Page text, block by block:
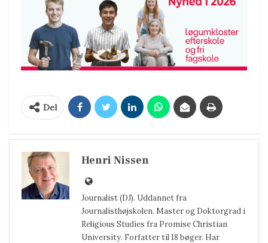
Del
Henri Nissen
Journalist (DJ). Uddannet fra
Journalisthøjskolen. Master og Doktorgrad i
Religious Studies fra Promise Christian
University. Forfatter til 18 bøger. Har